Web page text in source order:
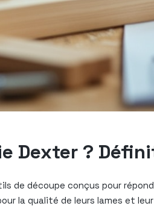
Dexter ?
de découpe conçus pour
la qualité de leurs lames et